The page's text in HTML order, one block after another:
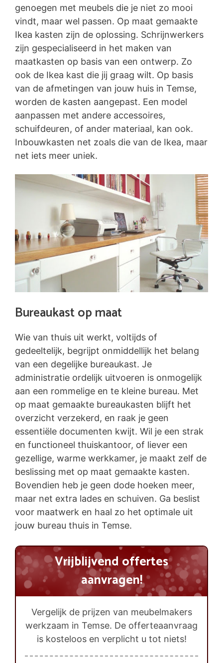
genoegen met meubels die je niet zo mooi
vindt, maar wel passen. Op maat gemaakte
Ikea kasten zijn de oplossing. Schrijnwerkers
zijn gespecialiseerd in het maken van
maatkasten op basis van een ontwerp. Zo
ook de Ikea kast die jij graag wilt. Op basis
van de afmetingen van jouw huis in Temse,
worden de kasten aangepast. Een model
aanpassen met andere accessoires,
schuifdeuren, of ander materiaal, kan ook.
Inbouwkasten net zoals die van de Ikea, maar
net iets meer uniek.
Bureaukast op maat
Wie van thuis uit werkt, voltijds of
gedeeltelijk, begrijpt onmiddellijk het belang
van een degelijke bureaukast. Je
administratie ordelijk uitvoeren is onmogelijk
aan een rommelige en te kleine bureau. Met
op maat gemaakte bureaukasten blijft het
overzicht verzekerd, en raak je geen
essentiële documenten kwijt. Wil je een strak
en functioneel thuiskantoor, of liever een
gezellige, warme werkkamer, je maakt zelf de
beslissing met op maat gemaakte kasten.
Bovendien heb je geen dode hoeken meer,
maar net extra lades en schuiven. Ga beslist
voor maatwerk en haal zo het optimale uit
jouw bureau thuis in Temse.
Vrijblijvend offertes
aanvragen!
Vergelijk de prijzen van meubelmakers
werkzaam in Temse. De offerteaanvraag
is kosteloos en verplicht u tot niets!